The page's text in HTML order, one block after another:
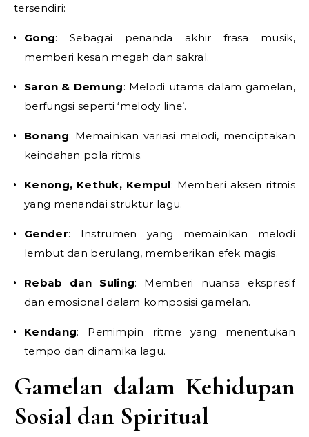
tersendiri:
Gong: Sebagai penanda akhir frasa musik,
memberi kesan megah dan sakral.
Saron & Demung: Melodi utama dalam gamelan,
berfungsi seperti ‘melody line’.
Bonang: Memainkan variasi melodi, menciptakan
keindahan pola ritmis.
Kenong, Kethuk, Kempul: Memberi aksen ritmis
yang menandai struktur lagu.
Gender: Instrumen yang memainkan melodi
lembut dan berulang, memberikan efek magis.
Rebab dan Suling: Memberi nuansa ekspresif
dan emosional dalam komposisi gamelan.
Kendang: Pemimpin ritme yang menentukan
tempo dan dinamika lagu.
Gamelan dalam Kehidupan
Sosial dan Spiritual